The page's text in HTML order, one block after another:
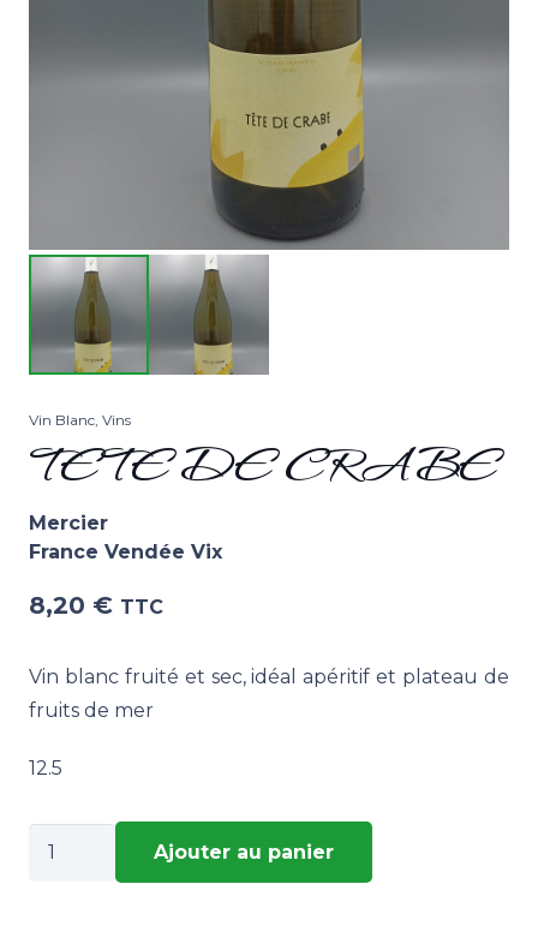
Vin Blanc, Vins
TETE DE CRABE
Mercier
France Vendée Vix
8,20 € TTC
Vin blanc fruité et sec, idéal apéritif et plateau de
fruits de mer
12.5
Ajouter au panier